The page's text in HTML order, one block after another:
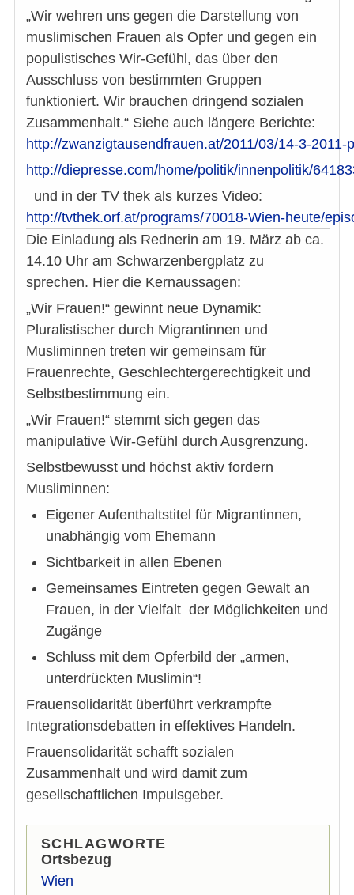
„Wir wehren uns gegen die Darstellung von
muslimischen Frauen als Opfer und gegen ein
populistisches Wir-Gefühl, das über den
Ausschluss von bestimmten Gruppen
funktioniert. Wir brauchen dringend sozialen
Zusammenhalt.“ Siehe auch längere Berichte:
http://zwanzigtausendfrauen.at/2011/03/14-3-
http://diepresse.com/home/politik/innenpolitik/
und in der TV thek als kurzes Video:
http://tvthek.orf.at/programs/70018-Wien-heute/
Die Einladung als Rednerin am 19. März ab ca.
14.10 Uhr am Schwarzenbergplatz zu
sprechen. Hier die Kernaussagen:
„Wir Frauen!“ gewinnt neue Dynamik:
Pluralistischer durch Migrantinnen und
Musliminnen treten wir gemeinsam für
Frauenrechte, Geschlechtergerechtigkeit und
Selbstbestimmung ein.
„Wir Frauen!“ stemmt sich gegen das
manipulative Wir-Gefühl durch Ausgrenzung.
Selbstbewusst und höchst aktiv fordern
Musliminnen:
Eigener Aufenthaltstitel für Migrantinnen,
unabhängig vom Ehemann
Sichtbarkeit in allen Ebenen
Gemeinsames Eintreten gegen Gewalt an
Frauen, in der Vielfalt der Möglichkeiten und
Zugänge
Schluss mit dem Opferbild der „armen,
unterdrückten Muslimin“!
Frauensolidarität überführt verkrampfte
Integrationsdebatten in effektives Handeln.
Frauensolidarität schafft sozialen
Zusammenhalt und wird damit zum
gesellschaftlichen Impulsgeber.
SCHLAGWORTE
Ortsbezug
Wien